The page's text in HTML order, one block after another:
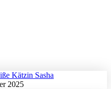
Kätzin Sasha
2025